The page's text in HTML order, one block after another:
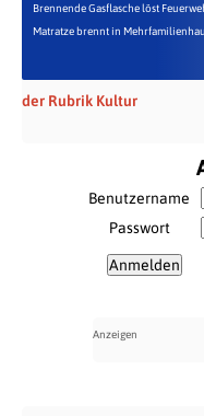
Brennende Gasflasche löst
Matratze brennt in
der Rubrik Kultur
Benutzername
Passwort